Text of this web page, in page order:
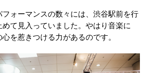
ォーマンスの数々には、渋谷駅前を行
めて見入っていました。やはり音楽に
を惹きつける力があるのです。